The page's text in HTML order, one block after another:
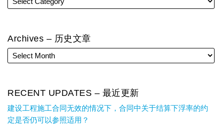
Archives – 历史文章
RECENT UPDATES – 最近更新
建设工程施工合同无效的情况下，合同中关于结算下浮率的约
定是否仍可以参照适用？